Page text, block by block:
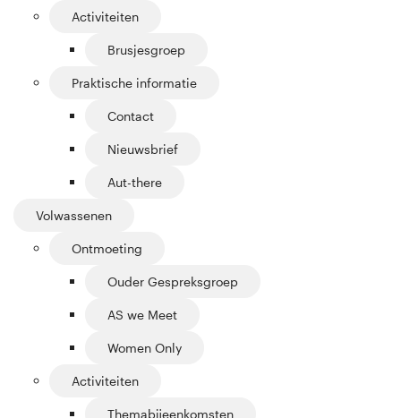
Activiteiten
Brusjesgroep
Praktische informatie
Contact
Nieuwsbrief
Aut-there
Volwassenen
Ontmoeting
Ouder Gespreksgroep
AS we Meet
Women Only
Activiteiten
Themabijeenkomsten